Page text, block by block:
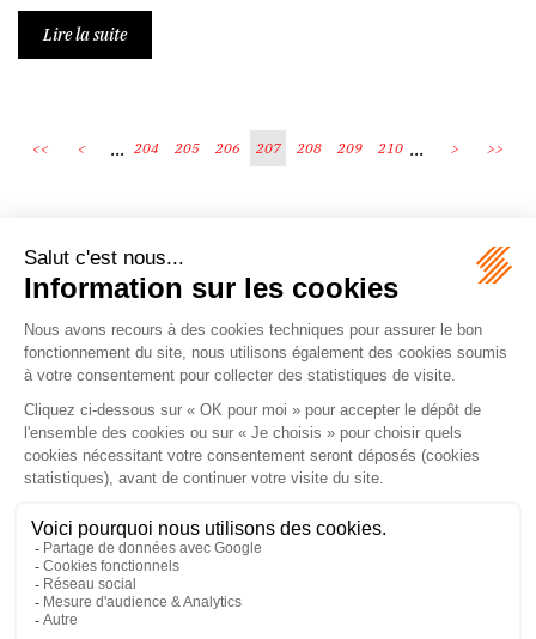
Lire la suite
<< < ... 204 205 206 207 208 209 210 ... > >>
Écosystème
Carrières
Honoraires
Contacts
Mentions légales
Plan du site
Espace client
le droit vivant